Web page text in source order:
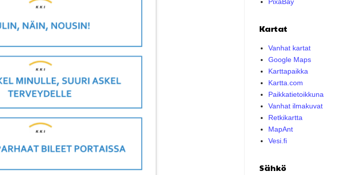
PixaBay
Kartat
Vanhat kartat
Google Maps
Karttapaikka
Kartta.com
Paikkatietoikkuna
Vanhat ilmakuvat
Retkikartta
MapAnt
Vesi.fi
Sähkö